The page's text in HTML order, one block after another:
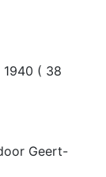
( 38
Geert-